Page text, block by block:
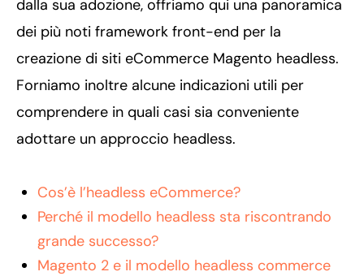
dalla sua adozione, offriamo qui una panoramica
dei più noti framework front-end per la
creazione di siti eCommerce Magento headless.
Forniamo inoltre alcune indicazioni utili per
comprendere in quali casi sia conveniente
adottare un approccio headless.
Cos’è l’headless eCommerce?
Perché il modello headless sta riscontrando
grande successo?
Magento 2 e il modello headless commerce